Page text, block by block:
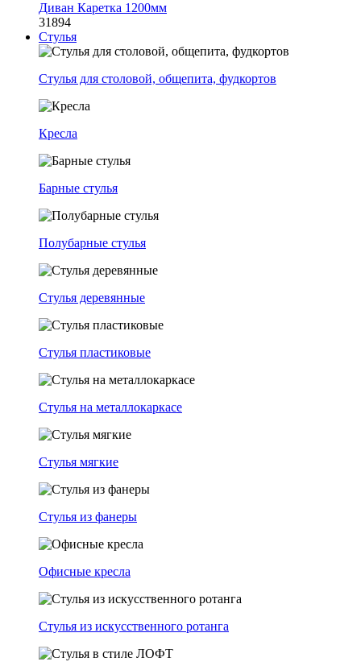
Диван Каретка 1200мм
31894
Стулья
Стулья для столовой, общепита, фудкортов
Кресла
Барные стулья
Полубарные стулья
Стулья деревянные
Стулья пластиковые
Стулья на металлокаркасе
Стулья мягкие
Стулья из фанеры
Офисные кресла
Стулья из искусственного ротанга